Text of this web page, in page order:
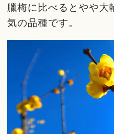
臘梅に比べるとやや大
気の品種です。